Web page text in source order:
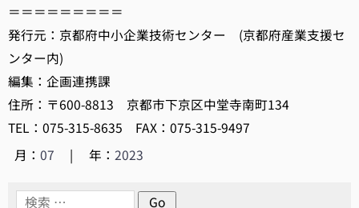
＝＝＝＝＝＝＝＝＝
発行元：京都府中小企業技術センター (京都府産業支援セ
ンター内)
編集：企画連携課
住所：〒600-8813 京都市下京区中堂寺南町134
TEL：075-315-8635 FAX：075-315-9497
月： 07 | 年：2023